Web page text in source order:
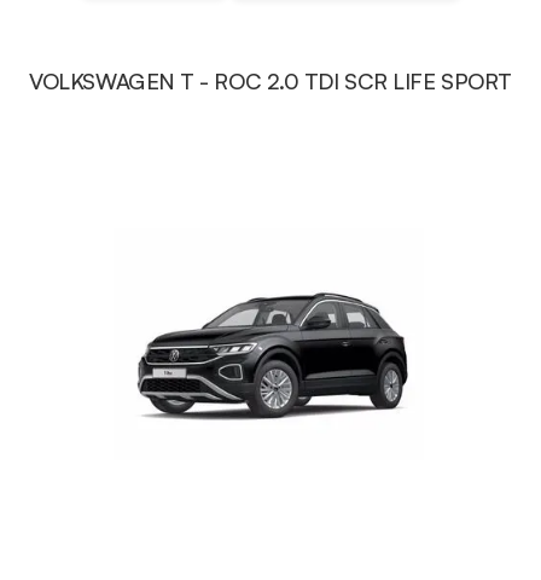
VOLKSWAGEN T - ROC 2.0 TDI SCR LIFE SPORT